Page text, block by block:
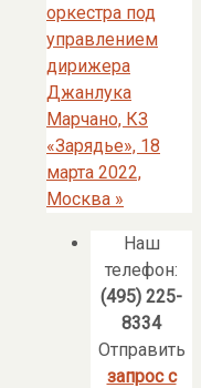
оркестра под
управлением
дирижера
Джанлука
Марчано, КЗ
«Зарядье», 18
марта 2022,
Москва »
Наш
телефон:
(495) 225-
8334
Отправить
запрос с